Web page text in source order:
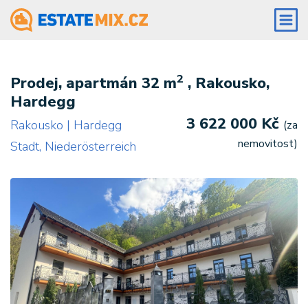
Prodej, apartmán 32 m2 , Rakousko,
Hardegg
Rakousko | Hardegg
Stadt, Niederösterreich
3 622 000 Kč (za
nemovitost)